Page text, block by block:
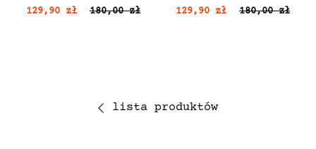
129,90 zł 180,00 zł 129,90 zł 180,00 zł
lista produktów